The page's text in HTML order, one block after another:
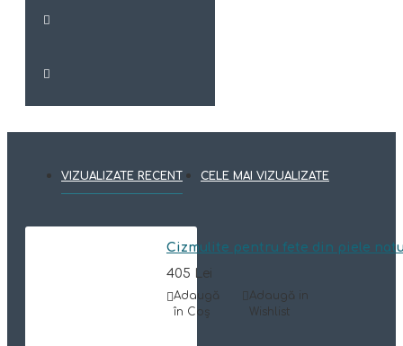
VIZUALIZATE RECENT CELE MAI VIZUALIZATE
Cizmulite pentru fete din piele
405 Lei
Adaugă
în Coş
Adaugă in
Wishlist